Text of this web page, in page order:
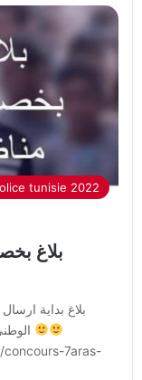
tunisie 2022
بلاغ
بلاغ بداية
7aras-